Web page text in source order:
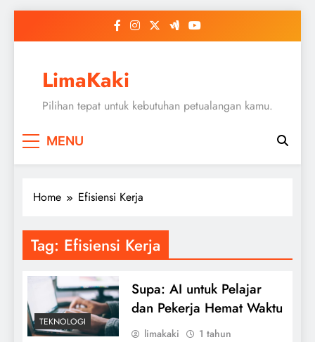
LimaKaki
Pilihan tepat untuk kebutuhan petualangan kamu.
MENU
Home Efisiensi Kerja
Tag: Efisiensi Kerja
TEKNOLOGI
Supa: AI untuk Pelajar
dan Pekerja Hemat Waktu
limakaki
1 tahun